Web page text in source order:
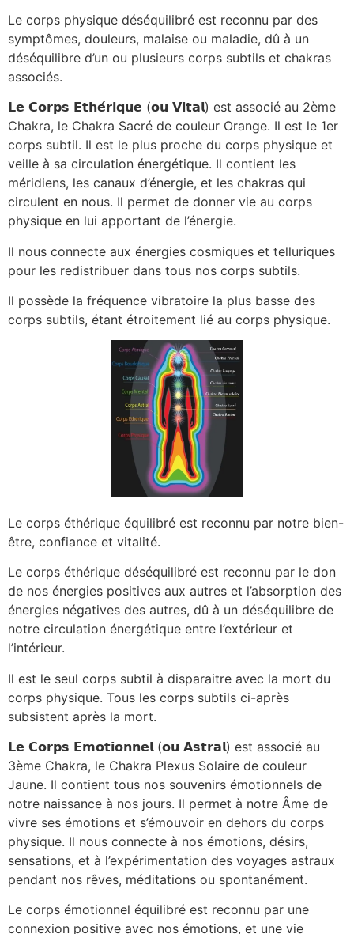
Le corps physique déséquilibré est reconnu par des
symptômes, douleurs, malaise ou maladie, dû à un
déséquilibre d’un ou plusieurs corps subtils et chakras
associés.
𝗟𝗲 𝗖𝗼𝗿𝗽𝘀 𝗘𝘁𝗵𝗲𝗿𝗶𝗾𝘂𝗲 (𝗼𝘂 𝗩𝗶𝘁𝗮𝗹) est associé au 2ème
Chakra, le Chakra Sacré de couleur Orange. Il est le 1er
corps subtil. Il est le plus proche du corps physique et
veille à sa circulation énergétique. Il contient les
méridiens, les canaux d’énergie, et les chakras qui
circulent en nous. Il permet de donner vie au corps
physique en lui apportant de l’énergie.
Il nous connecte aux énergies cosmiques et telluriques
pour les redistribuer dans tous nos corps subtils.
Il possède la fréquence vibratoire la plus basse des
corps subtils, étant étroitement lié au corps physique.
Le corps éthérique équilibré est reconnu par notre bien-
être, confiance et vitalité.
Le corps éthérique déséquilibré est reconnu par le don
de nos énergies positives aux autres et l’absorption des
énergies négatives des autres, dû à un déséquilibre de
notre circulation énergétique entre l’extérieur et
l’intérieur.
Il est le seul corps subtil à disparaitre avec la mort du
corps physique. Tous les corps subtils ci-après
subsistent après la mort.
𝗟𝗲 𝗖𝗼𝗿𝗽𝘀 𝗘𝗺𝗼𝘁𝗶𝗼𝗻𝗻𝗲𝗹(𝗼𝘂 𝗔𝘀𝘁𝗿𝗮𝗹) est associé au
3ème Chakra, le Chakra Plexus Solaire de couleur
Jaune. Il contient tous nos souvenirs émotionnels de
notre naissance à nos jours. Il permet à notre Âme de
vivre ses émotions et s’émouvoir en dehors du corps
physique. Il nous connecte à nos émotions, désirs,
sensations, et à l’expérimentation des voyages astraux
pendant nos rêves, méditations ou spontanément.
Le corps émotionnel équilibré est reconnu par une
connexion positive avec nos émotions, et une vie